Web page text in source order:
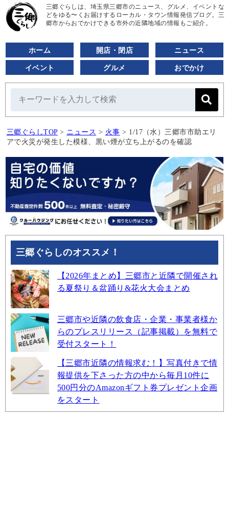
三郷ぐらしは、埼玉県三郷市のニュース、グルメ、イベントな
どをゆる〜くお届けするローカル・タウン情報発信ブログ。三
郷市からおでかけできる市外の近隣地域の情報もご紹介。
ホーム 開店・閉店 ニュース
イベント グルメ おでかけ
三郷ぐらしTOP > ニュース > 火事 > 1/17（水）三郷市市助エリ
アで火災が発生した模様、黒い煙が立ち上がるのを確認
三郷ぐらしのオススメ！
【2026年まとめ】三郷市と近隣で開催され
る夏祭り＆盆踊り&花火大会まとめ
三郷市や近隣の飲食店・企業・事業者様か
らのプレスリリース（記事掲載）を無料で
受付スタート！
【三郷市近隣の情報求む！】写真付きで情
報提供を下さった方の中から毎月10件に
500円分のAmazonギフト券プレゼント企画
をスタート